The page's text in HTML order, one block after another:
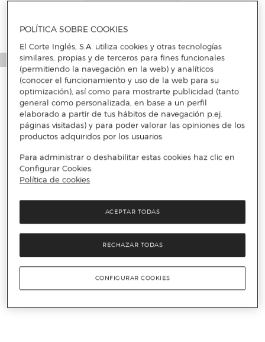
POLÍTICA SOBRE COOKIES
El Corte Inglés, S.A. utiliza cookies y otras tecnologías
similares, propias y de terceros para fines funcionales
(permitiendo la navegación en la web) y analíticos
(conocer el funcionamiento y uso de la web para su
optimización), así como para mostrarte publicidad (tanto
general como personalizada, en base a un perfil
elaborado a partir de tus hábitos de navegación p.ej.
páginas visitadas) y para poder valorar las opiniones de los
productos adquiridos por los usuarios.
Para administrar o deshabilitar estas cookies haz clic en
Configurar Cookies.
Política de cookies
RECHAZAR TODAS
ACEPTAR TODAS
CONFIGURAR COOKIES